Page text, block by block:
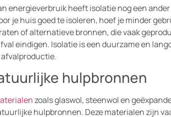
energieverbruik heeft isolatie nog een
je huis goed te isoleren, hoef je minder
of alternatieve bronnen, die vaak
eindigen. Isolatie is een duurzame en
hulpbronnen
zoals glaswol, steenwol en
hulpbronnen. Deze materialen zijn